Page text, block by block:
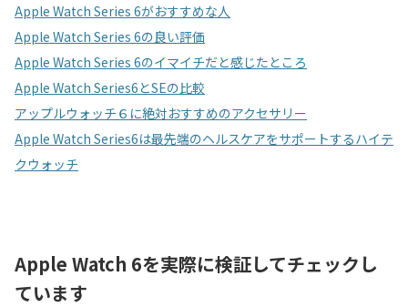
Apple Watch Series 6がおすすめな人
Apple Watch Series 6の良い評価
Apple Watch Series 6のイマイチだと感じたところ
Apple Watch Series6とSEの比較
アップルウォッチ６に絶対おすすめのアクセサリー
Apple Watch Series6は最先端のヘルスケアをサポートするハイテ
クウォッチ
Apple Watch 6を実際に検証してチェックし
ています